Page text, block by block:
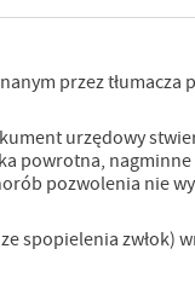
przez tłumacza
urzędowy
powrotna,
pozwolenia nie
spopielenia zwłok)